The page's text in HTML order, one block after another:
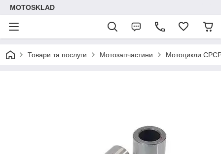
MOTOSKLAD
Товари та послуги Мотозапчастини Мотоцикли